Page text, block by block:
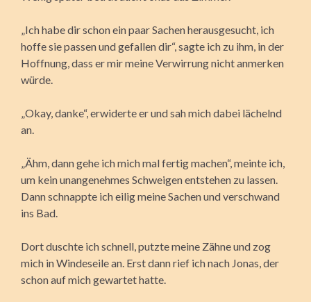
„Ich habe dir schon ein paar Sachen herausgesucht, ich
hoffe sie passen und gefallen dir“, sagte ich zu ihm, in der
Hoffnung, dass er mir meine Verwirrung nicht anmerken
würde.
„Okay, danke“, erwiderte er und sah mich dabei lächelnd
an.
„Ähm, dann gehe ich mich mal fertig machen“, meinte ich,
um kein unangenehmes Schweigen entstehen zu lassen.
Dann schnappte ich eilig meine Sachen und verschwand
ins Bad.
Dort duschte ich schnell, putzte meine Zähne und zog
mich in Windeseile an. Erst dann rief ich nach Jonas, der
schon auf mich gewartet hatte.